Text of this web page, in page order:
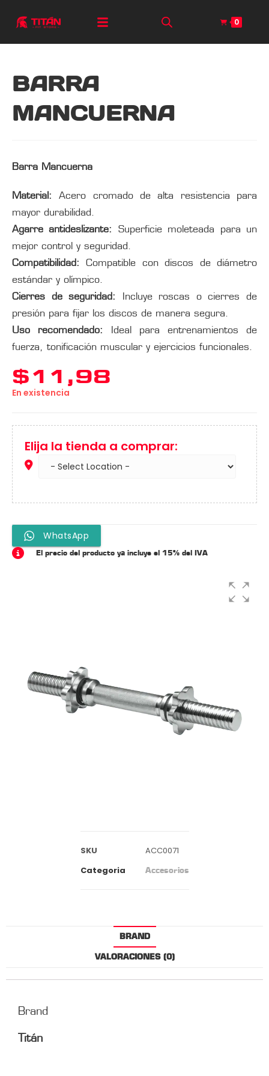
0
BARRA
MANCUERNA
Barra Mancuerna
Material:
Acero cromado de alta resistencia para
mayor durabilidad.
Agarre antideslizante:
Superficie moleteada para un
mejor control y seguridad.
Compatibilidad:
Compatible con discos de diámetro
estándar y olímpico.
Cierres de seguridad:
Incluye roscas o cierres de
presión para fijar los discos de manera segura.
Uso recomendado:
Ideal para entrenamientos de
fuerza, tonificación muscular y ejercicios funcionales.
$11,98
En existencia
Elija la tienda a comprar:
WhatsApp
El precio del producto ya incluye el 15% del IVA
SKU
ACC0071
Categoria
Accesorios
BRAND
VALORACIONES (0)
Brand
Titán